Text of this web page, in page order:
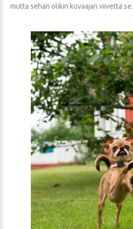
mutta sehän olikin kuvaajan viivettä se.